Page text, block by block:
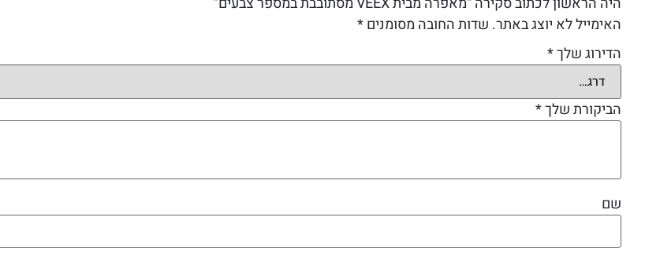
האימייל לא יוצג באתר. שדות החובה מסומנים*
הדירוג שלך*
הביקורת שלך*
שם